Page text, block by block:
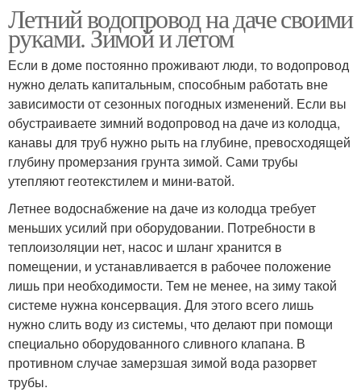
Летние водопроводы Открытый водопровод
Трубы для сезонного
водопровода
Бюджетный
водопровод
Летний водопровод на даче своими
руками. Зимой и летом
Если в доме постоянно проживают люди, то водопровод
нужно делать капитальным, способным работать вне
зависимости от сезонных погодных изменений. Если вы
обустраиваете зимний водопровод на даче из колодца,
канавы для труб нужно рыть на глубине, превосходящей
глубину промерзания грунта зимой. Сами трубы
утепляют геотекстилем и мини-ватой.
Летнее водоснабжение на даче из колодца требует
меньших усилий при оборудовании. Потребности в
теплоизоляции нет, насос и шланг хранится в
помещении, и устанавливается в рабочее положение
лишь при необходимости. Тем не менее, на зиму такой
системе нужна консервация. Для этого всего лишь
нужно слить воду из системы, что делают при помощи
специально оборудованного сливного клапана. В
противном случае замерзшая зимой вода разорвет
трубы.